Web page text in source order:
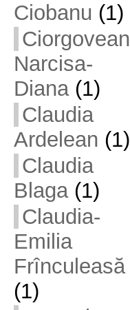
Ciobanu (1)
Ciorgovean
Narcisa-
Diana(1)
Claudia
Ardelean (1)
Claudia
Blaga(1)
Claudia-
Emilia
Frînculeasă
(1)